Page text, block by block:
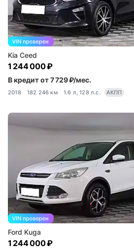
Kia Ceed
1 244 000 ₽
В кредит от 7 729 ₽/мес.
2018 182 246 км 1.6 л, 128 л.с. АКПП
Ford Kuga
1 244 000 ₽